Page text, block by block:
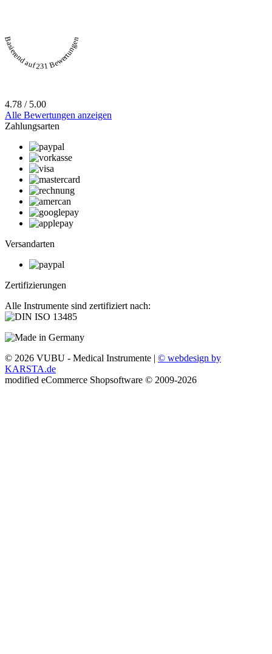
Basierend auf 231 Bewertungen
4.78 / 5.00
Alle Bewertungen anzeigen
Zahlungsarten
Versandarten
Zertifizierungen
Alle Instrumente sind zertifiziert nach:
© 2026 VUBU - Medical Instrumente | © webdesign by
KARSTA.de
modified eCommerce Shopsoftware © 2009-2026